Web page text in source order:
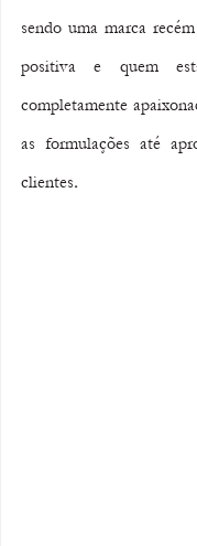
sendo uma marca
positiva e quem
completamente
as formulações até
clientes.